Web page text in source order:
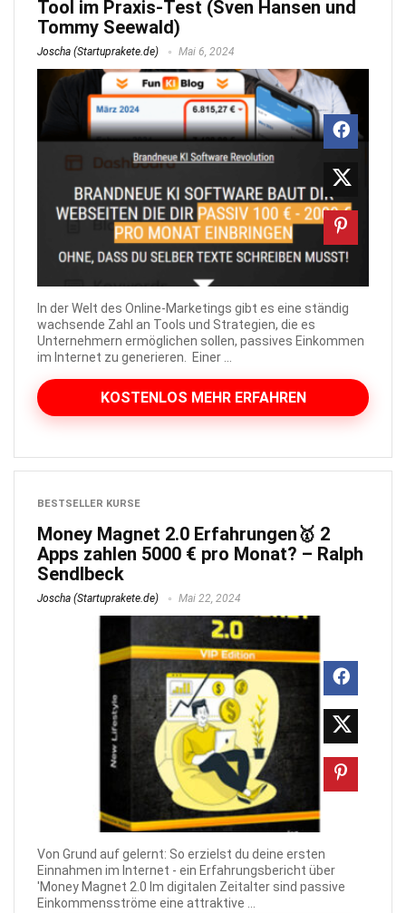
Tool im Praxis-Test (Sven Hansen und
Tommy Seewald)
Joscha (Startuprakete.de) Mai 6, 2024
In der Welt des Online-Marketings gibt es eine ständig
wachsende Zahl an Tools und Strategien, die es
Unternehmern ermöglichen sollen, passives Einkommen
im Internet zu generieren. Einer ...
KOSTENLOS MEHR ERFAHREN
BESTSELLER KURSE
Money Magnet 2.0 Erfahrungen🥇 2
Apps zahlen 5000 € pro Monat? – Ralph
Sendlbeck
Joscha (Startuprakete.de) Mai 22, 2024
Von Grund auf gelernt: So erzielst du deine ersten
Einnahmen im Internet - ein Erfahrungsbericht über
'Money Magnet 2.0 Im digitalen Zeitalter sind passive
Einkommensströme eine attraktive ...